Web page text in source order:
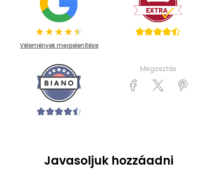
Vélemények megjelenítése
Megosztás
Javasoljuk hozzáadni